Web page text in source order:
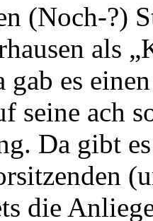
(Noch-?)
als
gab es
seine ach
Da gibt
die